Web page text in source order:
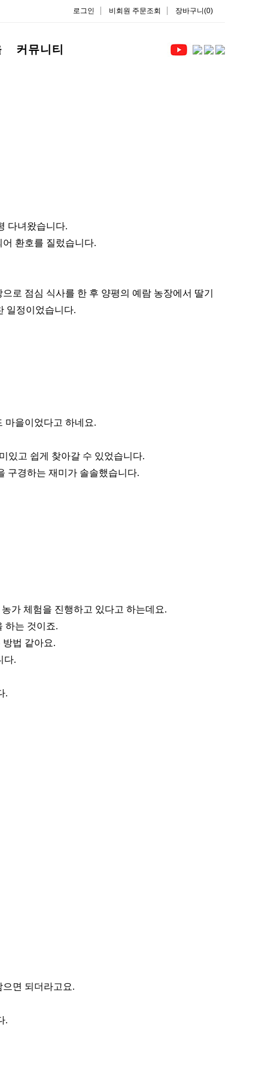
로그인 비회원 주문조회 장바구니(0)
커뮤니티
다녀왔습니다.
환호를 질렀습니다.
로 점심 식사를 한 후 양평의 예람 농장에서 딸기
일정이었습니다.
마을이었다고 하네요.
있고 쉽게 찾아갈 수 있었습니다.
구경하는 재미가 솔솔했습니다.
가 체험을 진행하고 있다고 하는데요.
하는 것이죠.
법 같아요.
다.
.
면 되더라고요.
.